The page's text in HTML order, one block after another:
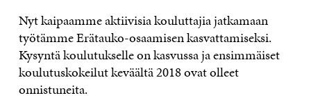
Nyt kaipaamme aktiivisia kouluttajia jatkamaan
työtämme Erätauko-osaamisen kasvattamiseksi.
Kysyntä koulutukselle on kasvussa ja ensimmäiset
koulutuskokeilut keväältä 2018 ovat olleet
onnistuneita.